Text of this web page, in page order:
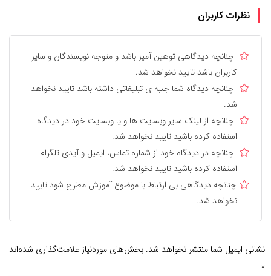
نظرات کاربران
چنانچه دیدگاهی توهین آمیز باشد و متوجه نویسندگان و سایر
کاربران باشد تایید نخواهد شد.
چنانچه دیدگاه شما جنبه ی تبلیغاتی داشته باشد تایید نخواهد
شد.
چنانچه از لینک سایر وبسایت ها و یا وبسایت خود در دیدگاه
استفاده کرده باشید تایید نخواهد شد.
چنانچه در دیدگاه خود از شماره تماس، ایمیل و آیدی تلگرام
استفاده کرده باشید تایید نخواهد شد.
چنانچه دیدگاهی بی ارتباط با موضوع آموزش مطرح شود تایید
نخواهد شد.
نشانی ایمیل شما منتشر نخواهد شد. بخش‌های موردنیاز علامت‌گذاری شده‌اند
*